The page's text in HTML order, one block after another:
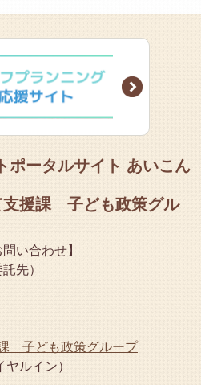
Next
ポータルサイト あいこん
支援課 子ども政策グル
い合わせ】
先）
子ども政策グループ
ルイン）